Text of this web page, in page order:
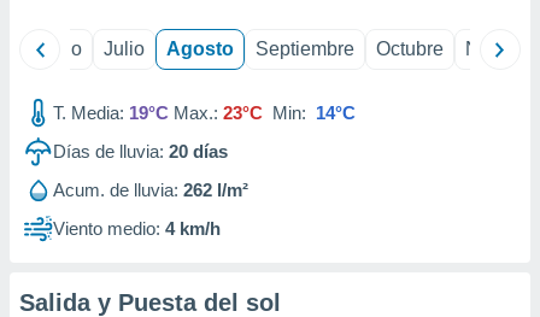
Junio Julio Agosto Septiembre Octubre
T. Media: 19°C Max.: 23°C Min: 14°C
Días de lluvia: 20 días
Acum. de lluvia: 262 l/m²
Viento medio: 4 km/h
Salida y Puesta del sol